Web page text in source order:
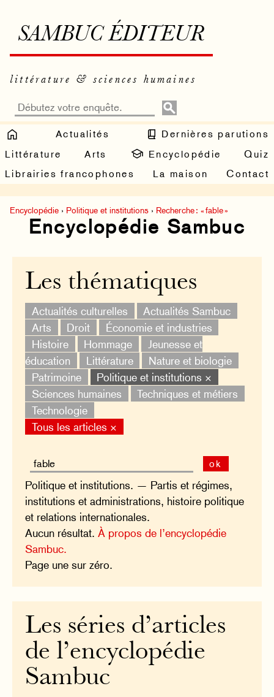
SAMBUC ÉDITEUR
littérature & sciences humaines
Actualités
Dernières parutions
Littérature
Arts Encyclopédie
Quiz
Librairies francophones
La maison Contact
Encyclopédie › Politique et institutions › Recherche : « fable »
Encyclopédie Sambuc
Les thématiques
Actualités culturelles
Actualités Sambuc
Arts
Droit
Économie et industries
Histoire
Hommage
Jeunesse et
éducation
Littérature
Nature et biologie
Patrimoine
Politique et institutions ×
Sciences humaines
Techniques et métiers
Technologie
Tous les articles ×
ok
Politique et institutions. — Partis et régimes,
institutions et administrations, histoire politique
et relations internationales.
Aucun résultat.À propos de l’encyclopédie
Sambuc.
Page une sur zéro.
Les séries d’articles
de l’encyclopédie
Sambuc